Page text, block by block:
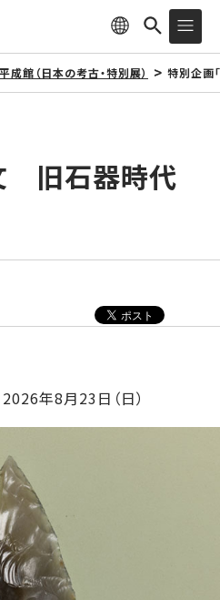
平成館（日本の考古・特別展） 特別企画
旧石器時代
年8月23日（日）